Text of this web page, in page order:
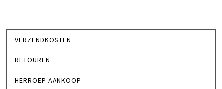
VERZENDKOSTEN
RETOUREN
HERROEP AANKOOP